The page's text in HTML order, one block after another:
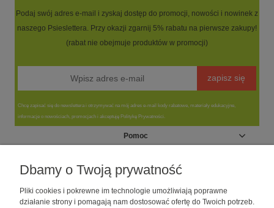
Podaj swój adres e-mail i zyskaj dostęp do promocji, nowości i nowinek z
naszego Psieslettera. Przy okazji zgarnij 5% rabatu na pierwsze zakupy!
(rabat nie obejmuje produktów w promocji)
zapisz się
Chcę zapisać się do newslettera i otrzymywać na mój adres e-mail kody rabatowe, materiały edukacyjne,
informacje o nowościach, promocjach i akceptuję Politykę Prywatności.
Pomoc
Moje konto
Informacje
Dbamy o Twoją prywatność
Pliki cookies i pokrewne im technologie umożliwiają poprawne
działanie strony i pomagają nam dostosować ofertę do Twoich potrzeb.